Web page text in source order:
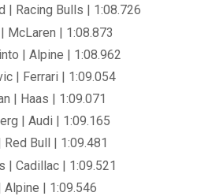
| Racing Bulls | 1:08.726
McLaren | 1:08.873
| Alpine | 1:08.962
| Ferrari | 1:09.054
| Haas | 1:09.071
| Audi | 1:09.165
Red Bull | 1:09.481
| Cadillac | 1:09.521
Alpine | 1:09.546